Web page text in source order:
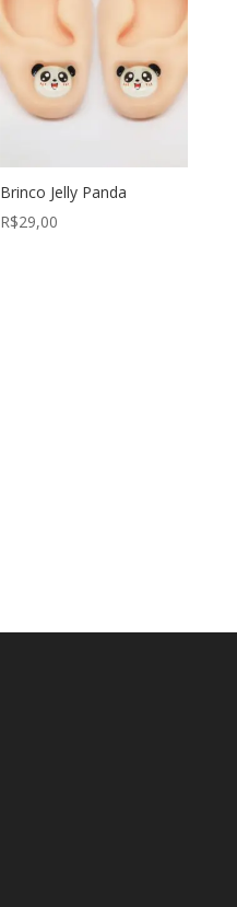
Brinco Jelly Panda
R$29,00